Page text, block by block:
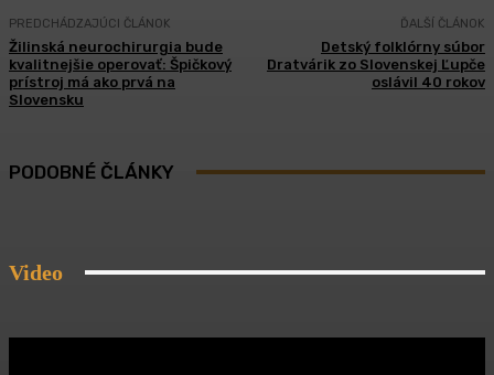
PREDCHÁDZAJÚCI ČLÁNOK
Žilinská neurochirurgia bude
kvalitnejšie operovať: Špičkový
prístroj má ako prvá na
Slovensku
ĎALŠÍ ČLÁNOK
Detský folklórny súbor
Dratvárik zo Slovenskej Ľupče
oslávil 40 rokov
PODOBNÉ ČLÁNKY
Video